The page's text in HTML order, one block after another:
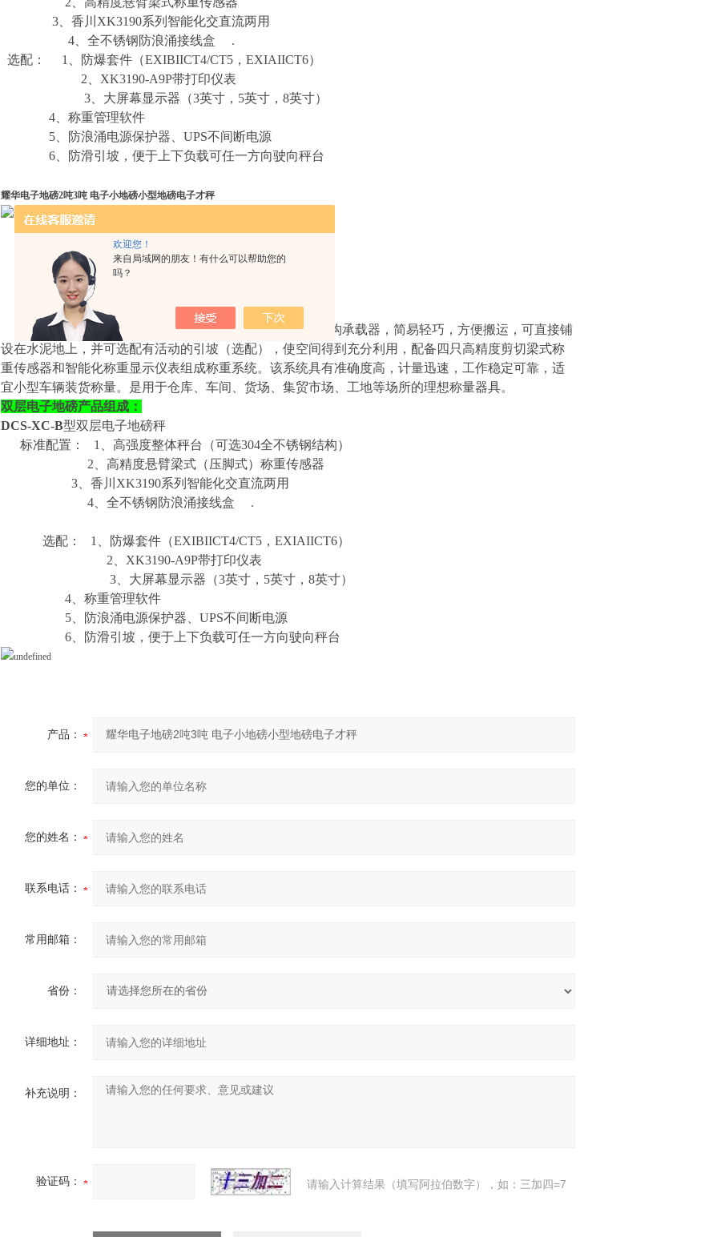
欢迎您！
来自局域网的朋友！有什么可以帮助您的
吗？
3、香川XK3190系列智能化交直流两用
4、全不锈钢防浪涌接线盒 .
选配： 1、防爆套件（EXIBIICT4/CT5，EXIAIICT6）
2、XK3190-A9P带打印仪表
3、大屏幕显示器（3英寸，5英寸，8英寸）
4、称重管理软件
5、防浪涌电源保护器、UPS不间断电源
6、防滑引坡，便于上下负载可任一方向驶向秤台
耀华电子地磅2吨3吨 电子小地磅小型地磅电子才秤
DCS-XC-B
型双层电子地磅秤，采用全新设计的钢结构承载器，简易轻巧，方便搬运，可直接铺
设在水泥地上，并可选配有活动的引坡（选配），使空间得到充分利用，配备四只高精度剪切梁式称
重传感器和智能化称重显示仪表组成称重系统。该系统具有准确度高，计量迅速，工作稳定可靠，适
宜小型车辆装货称量。是用于仓库、车间、货场、集贸市场、工地等场所的理想称量器具。
双层电子地磅产品组成：
DCS-XC-B型双层电子地磅秤
标准配置： 1、高强度整体秤台（可选304全不锈钢结构）
2、高精度悬臂梁式（压脚式）称重传感器
3、香川XK3190系列智能化交直流两用
4、全不锈钢防浪涌接线盒 .
选配： 1、防爆套件（EXIBIICT4/CT5，EXIAIICT6）
2、XK3190-A9P带打印仪表
3、大屏幕显示器（3英寸，5英寸，8英寸）
4、称重管理软件
5、防浪涌电源保护器、UPS不间断电源
6、防滑引坡，便于上下负载可任一方向驶向秤台
产品：
您的单位：
您的姓名：
联系电话：
常用邮箱：
省份：
详细地址：
补充说明：
验证码： 请输入计算结果（填写阿拉伯数字），如：三加四=7